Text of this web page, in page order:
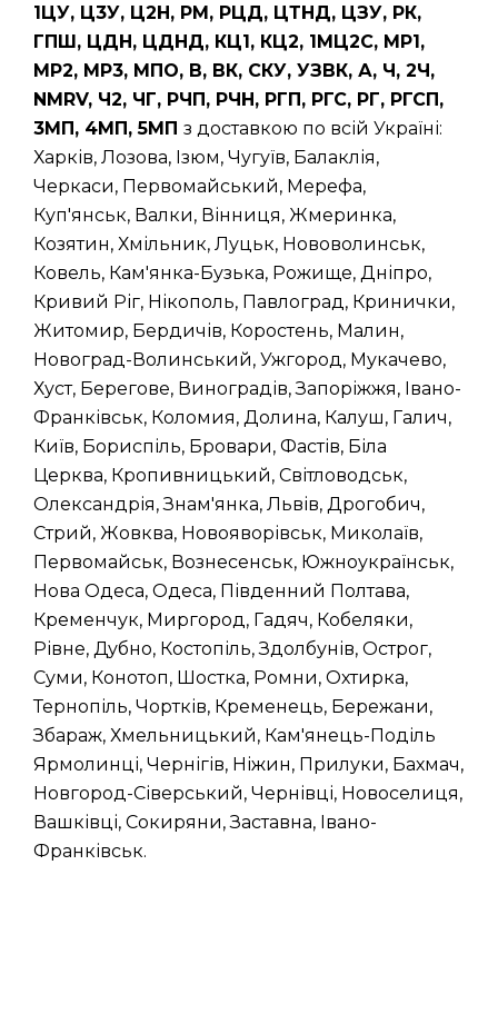
1ЦУ, Ц3У, Ц2Н, РМ, РЦД, ЦТНД, ЦЗУ, РК,
ГПШ, ЦДН, ЦДНД, КЦ1, КЦ2, 1МЦ2С, МР1,
МР2, МР3, МПО, В, ВК, СКУ, УЗВК, А, Ч, 2Ч,
NMRV, Ч2, ЧГ, РЧП, РЧН, РГП, РГС, РГ, РГСП,
3МП, 4МП, 5МП з доставкою по всій Україні:
Харків, Лозова, Ізюм, Чугуїв, Балаклія,
Черкаси, Первомайський, Мерефа,
Куп'янськ, Валки, Вінниця, Жмеринка,
Козятин, Хмільник, Луцьк, Нововолинськ,
Ковель, Кам'янка-Бузька, Рожище, Дніпро,
Кривий Ріг, Нікополь, Павлоград, Кринички,
Житомир, Бердичів, Коростень, Малин,
Новоград-Волинський, Ужгород, Мукачево,
Хуст, Берегове, Виноградів, Запоріжжя, Івано-
Франківськ, Коломия, Долина, Калуш, Галич,
Київ, Бориспіль, Бровари, Фастів, Біла
Церква, Кропивницький, Світловодськ,
Олександрія, Знам'янка, Львів, Дрогобич,
Стрий, Жовква, Новояворівськ, Миколаїв,
Первомайськ, Вознесенськ, Южноукраїнськ,
Нова Одеса, Одеса, Південний Полтава,
Кременчук, Миргород, Гадяч, Кобеляки,
Рівне, Дубно, Костопіль, Здолбунів, Острог,
Суми, Конотоп, Шостка, Ромни, Охтирка,
Тернопіль, Чортків, Кременець, Бережани,
Збараж, Хмельницький, Кам'янець-Поділь
Ярмолинці, Чернігів, Ніжин, Прилуки, Бахмач,
Новгород-Сіверський, Чернівці, Новоселиця,
Вашківці, Сокиряни, Заставна, Івано-
Франківськ.